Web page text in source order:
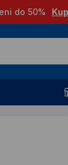
do 50%